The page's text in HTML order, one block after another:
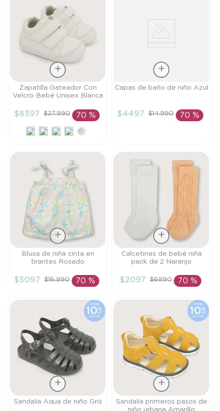
Talla
AÑADIR AL
CARRITO
Zapatilla Gateador Con
Velcro Bebé Unisex Blanca
$8397 $27.990 70 %
Talla
AÑADIR AL
Capas de baño de niño Azul
$4497 $14.990 70 %
Talla
AÑADIR AL
Blusa de niña cinta en
tirantes Rosado
$5097 $16.990 70 %
Talla
AÑADIR AL
Calcetines de bebé niña
pack de 2 Naranjo
$2097 $6990 70 %
Talla
Sandalia Aqua de niño Gris Talla
Sandalia primeros pasos de
niño urbana Amarillo